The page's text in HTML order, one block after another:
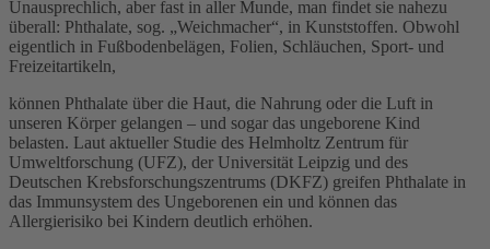
Unausprechlich, aber fast in aller Munde, man findet sie nahezu
überall: Phthalate, sog. „Weichmacher“, in Kunststoffen. Obwohl
eigentlich in Fußbodenbelägen, Folien, Schläuchen, Sport- und
Freizeitartikeln,
können Phthalate über die Haut, die Nahrung oder die Luft in
unseren Körper gelangen – und sogar das ungeborene Kind
belasten. Laut aktueller Studie des Helmholtz Zentrum für
Umweltforschung (UFZ), der Universität Leipzig und des
Deutschen Krebsforschungszentrums (DKFZ) greifen Phthalate in
das Immunsystem des Ungeborenen ein und können das
Allergierisiko bei Kindern deutlich erhöhen.